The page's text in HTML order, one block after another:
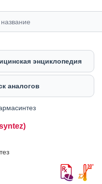
энциклопедия
аналогов